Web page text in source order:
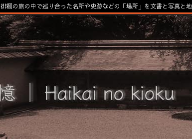
徘徊の旅の中で巡り合った名所や史跡などの「場所」を文書と写真と